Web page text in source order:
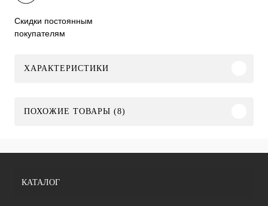
Скидки постоянным
покупателям
ХАРАКТЕРИСТИКИ
ПОХОЖИЕ ТОВАРЫ (8)
КАТАЛОГ